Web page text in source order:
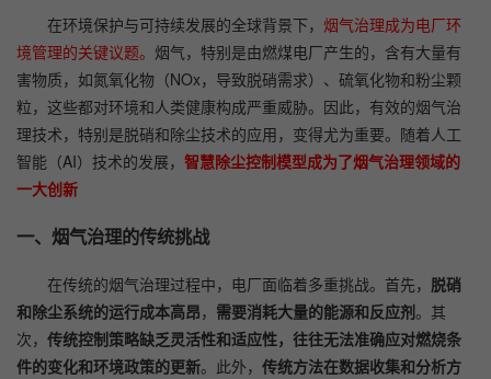
在环境保护与可持续发展的全球背景下， 烟气治理成为电厂环
境管理的关键议题。 烟气，特别是由燃煤电厂产生的，含有大量有
害物质，如氮氧化物（NOx，导致脱硝需求）、硫氧化物和粉尘颗
粒，这些都对环境和人类健康构成严重威胁。因此，有效的烟气治
理技术，特别是脱硝和除尘技术的应用，变得尤为重要。随着人工
智能（AI）技术的发展， 智慧除尘控制模型成为了烟气治理领域的
一大创新
一、烟气治理的传统挑战
在传统的烟气治理过程中，电厂面临着多重挑战。首先， 脱硝
和除尘系统的运行成本高昂， 需要消耗大量的能源和反应剂。其
次， 传统控制策略缺乏灵活性和适应性，往往无法准确应对燃烧条
件的变化和环境政策的更新。此外， 传统方法在数据收集和分析方